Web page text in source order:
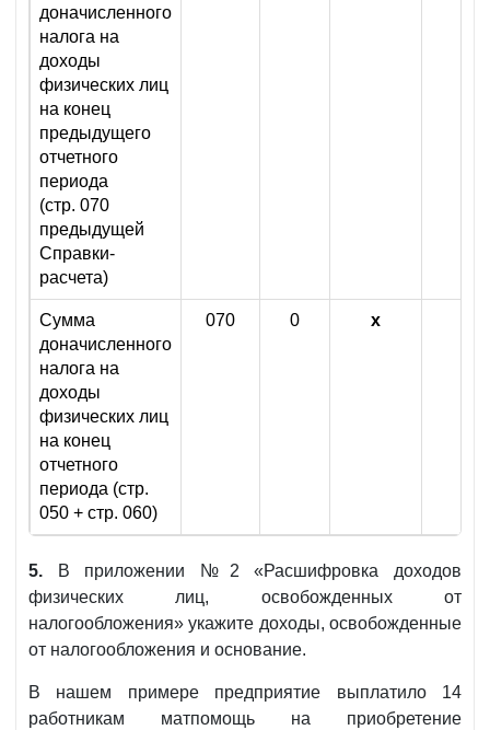
доначисленного
налога на
доходы
физических лиц
на конец
предыдущего
отчетного
периода
(стр. 070
предыдущей
Справки-
расчета)
Сумма
доначисленного
налога на
доходы
физических лиц
на конец
отчетного
периода (стр.
050 + стр. 060)
070 0 х
5.
В приложении №2 «Расшифровка доходов
физических лиц, освобожденных от
налогообложения» укажите доходы, освобожденные
от налогообложения и основание.
В нашем примере предприятие выплатило 14
работникам матпомощь на приобретение